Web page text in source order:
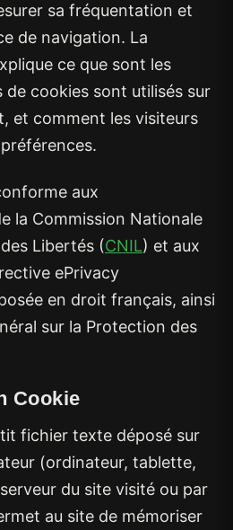
sa fréquentation et
de navigation. La
ce que sont les
de cookies sont utilisés sur
et comment les visiteurs
aux
la Commission Nationale
Libertés (CNIL) et aux
ePrivacy
en droit français, ainsi
sur la Protection des
Cookie
fichier texte déposé sur
(ordinateur, tablette,
du site visité ou par
au site de mémoriser